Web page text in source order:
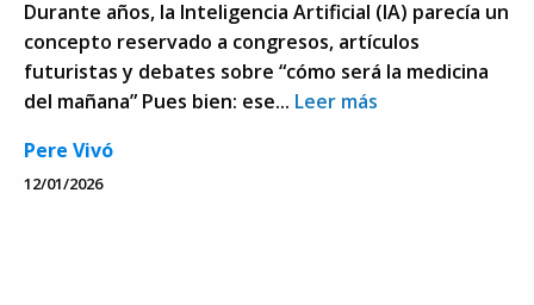
Durante años, la Inteligencia Artificial (IA) parecía un
concepto reservado a congresos, artículos
futuristas y debates sobre “cómo será la medicina
del mañana” Pues bien: ese... Leer más
Pere Vivó
12/01/2026